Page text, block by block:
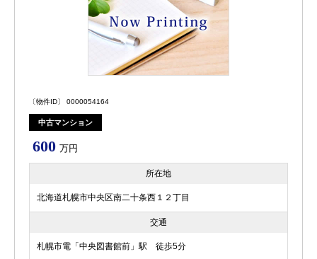
〔物件ID〕 0000054164
中古マンション
600 万円
所在地
北海道札幌市中央区南二十条西１２丁目
交通
札幌市電「中央図書館前」駅 徒歩5分